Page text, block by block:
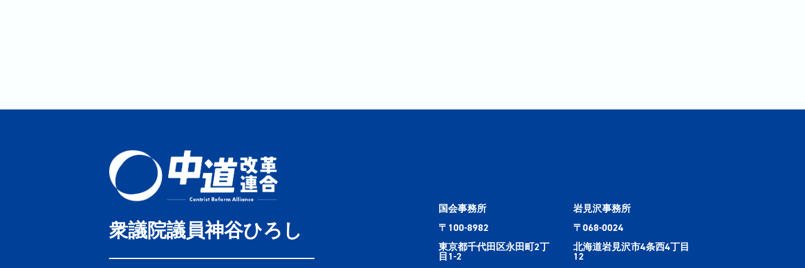
衆議院議員神谷ひろし
国会事務所
〒100-8982
東京都千代田区永田町2丁
目1-2
岩見沢事務所
〒068-0024
北海道岩見沢市4条西4丁目
12